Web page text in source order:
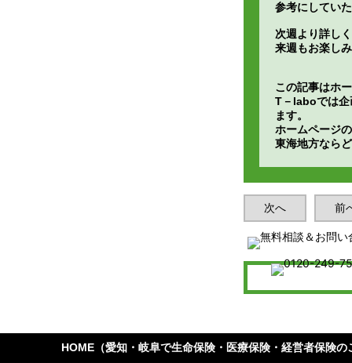
参考にしてい
次週より詳し
来週もお楽し
この記事はホ
T－laboでは企
ます。
ホームページ
東海地方なら
次へ 前
HOME （愛知・岐阜で生命保険・医療保険・経営者保険